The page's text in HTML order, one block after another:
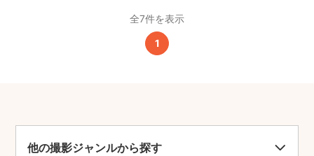
全7件を表示
1
他の撮影ジャンルから探す